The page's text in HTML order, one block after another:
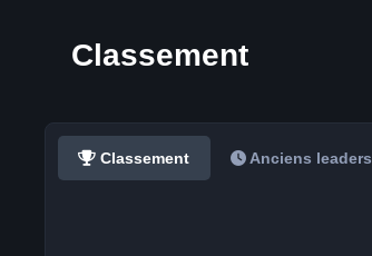
Classement
Classement Anciens leaders